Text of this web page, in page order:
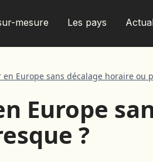
mesure Les pays
AFRIQUE DU SUD
ALBANIE
ALGÉRIE
en Europe sans décalage horaire ou
Europe
?